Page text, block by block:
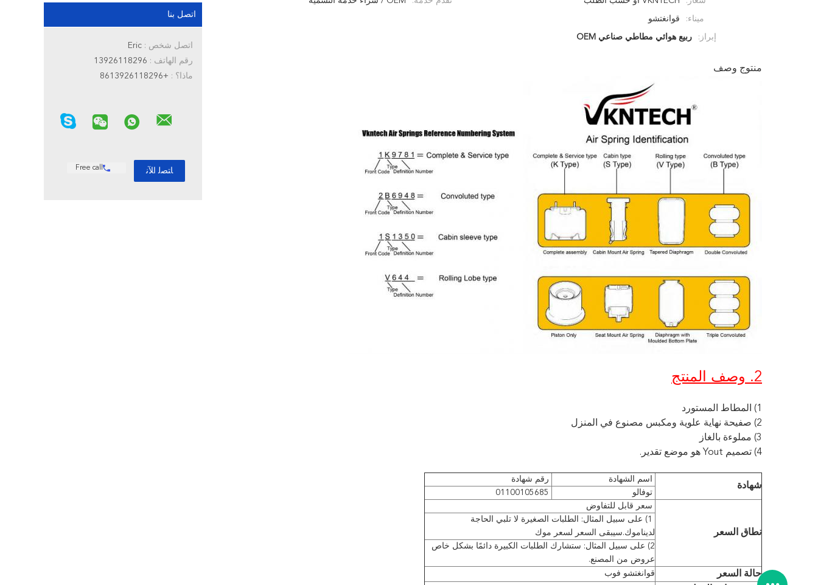
اتصل بنا
اتصل شخص :
رقم الهاتف :
ماذا؟ : +8613926118296
Free call
ميناء: قوانغتشو
إبراز: ربيع هوائي مطاطي صناعي OEM
منتوج وصف
2. وصف المنتج
1) المطاط المستورد
2) صفيحة نهاية علوية ومكبس مصنوع في المنزل
3) مملوءة بالغاز
4) تصميم Yout هو موضع تقدير.
شهادة
اسم الشهادة
رقم شهادة
توفالو
01100105685
نطاق السعر
سعر قابل للتفاوض
1) على سبيل المثال: الطلبات الصغيرة لا تلبي الحاجة
لديناموك.سيبقى السعر لسعر موك
2) على سبيل المثال: ستشارك الطلبات الكبيرة دائمًا بشكل خاص
عروض من المصنع.
حالة السعر قوانغتشو فوب